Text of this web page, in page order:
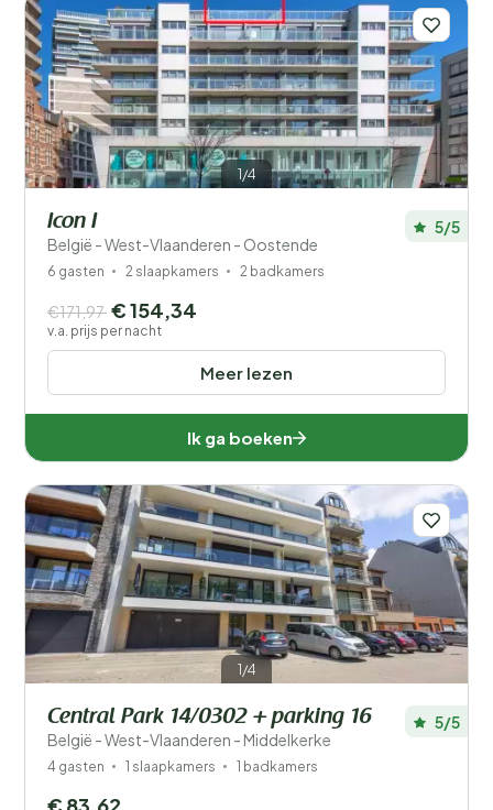
1/4
Icon I
België - West-Vlaanderen - Oostende
5/5
6 gasten 2 slaapkamers 2 badkamers
Meer lezen
€171,97 € 154,34
v.a. prijs per nacht
Ik ga boeken
1/4
Central Park 14/0302 + parking 16
België - West-Vlaanderen - Middelkerke
5/5
4 gasten 1 slaapkamers 1 badkamers